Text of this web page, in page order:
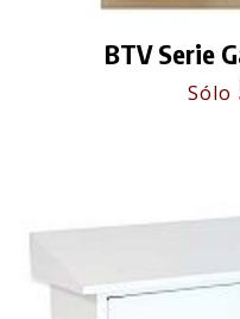
BTV Serie
Sólo